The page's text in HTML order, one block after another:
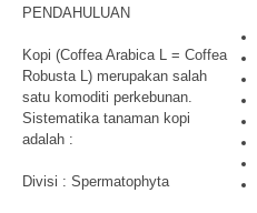
PENDAHULUAN
Kopi (Coffea Arabica L = Coffea
Robusta L) merupakan salah
satu komoditi perkebunan.
Sistematika tanaman kopi
adalah :
Divisi : Spermatophyta